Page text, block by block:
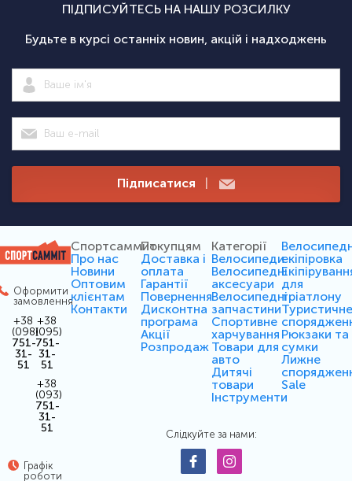
ПІДПИСУЙТЕСЬ НА НАШУ РОЗСИЛКУ
Будьте в курсі останніх новин, акцій і надходжень
Підписатися |
Оформити
замовлення
+38
(098)
751-
31-
51
+38
(095)
751-
31-
51
+38
(093)
751-
31-
51
Графік
роботи
Спортсаммит
Про нас
Новини
Оптовим
клієнтам
Контакти
Покупцям
Доставка і
оплата
Гарантії
Повернення
Дисконтна
програма
Акції
Розпродаж
Категорії
Велосипеди
Велосипедні
аксесуари
Велосипедні
запчастини
Спортивне
харчування
Товари для
авто
Дитячі
товари
Інструменти
екіпіровка
для
тріатлону
Рюкзаки та
сумки
Лижне
Sale
Слідкуйте за нами: